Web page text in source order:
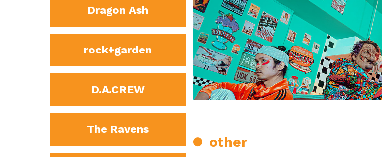
Dragon Ash
rock+garden
D.A.CREW
The Ravens
other